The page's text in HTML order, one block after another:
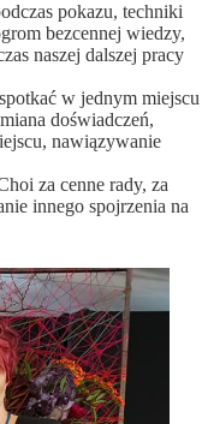
pokazu, techniki
bezcennej wiedzy,
naszej dalszej pracy
w jednym miejscu
doświadczeń,
nawiązywanie
za cenne rady, za
innego spojrzenia na